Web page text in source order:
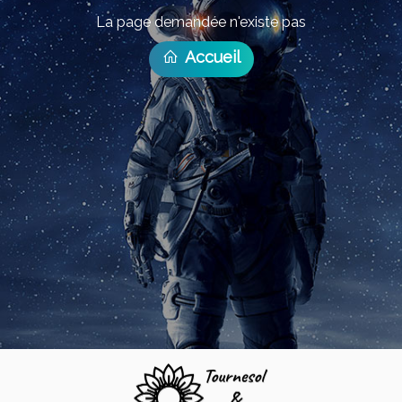
La page demandée n'existe pas
Accueil